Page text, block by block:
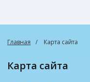
Главная Карта сайта
Карта сайта